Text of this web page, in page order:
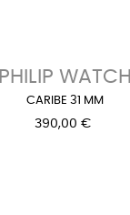
PHILIP WATCH
CARIBE 31 MM
390,00 €